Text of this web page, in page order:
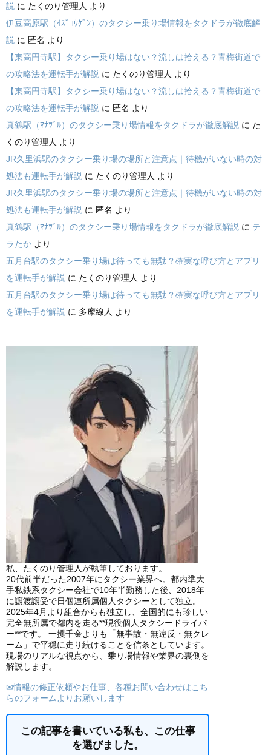
説 に たくのり管理人 より
伊豆高原駅（ｲｽﾞｺｳｹﾞﾝ）のタクシー乗り場情報をタクドラが徹底解
説 に 匿名 より
【東高円寺駅】タクシー乗り場はない？流しは拾える？青梅街道で
の攻略法を運転手が解説 に たくのり管理人 より
【東高円寺駅】タクシー乗り場はない？流しは拾える？青梅街道で
の攻略法を運転手が解説 に 匿名 より
真鶴駅（ﾏﾅﾂﾞﾙ）のタクシー乗り場情報をタクドラが徹底解説 に た
くのり管理人 より
JR久里浜駅のタクシー乗り場の場所と注意点｜待機がいない時の対
処法も運転手が解説 に たくのり管理人 より
JR久里浜駅のタクシー乗り場の場所と注意点｜待機がいない時の対
処法も運転手が解説 に 匿名 より
真鶴駅（ﾏﾅﾂﾞﾙ）のタクシー乗り場情報をタクドラが徹底解説 に テ
ラたか より
五月台駅のタクシー乗り場は待っても無駄？確実な呼び方とアプリ
を運転手が解説 に たくのり管理人 より
五月台駅のタクシー乗り場は待っても無駄？確実な呼び方とアプリ
を運転手が解説 に 多摩線人 より
私、たくのり管理人が執筆しております。
20代前半だった2007年にタクシー業界へ。都内準大
手私鉄系タクシー会社で10年半勤務した後、2018年
に譲渡譲受で日個連所属個人タクシーとして独立。
2025年4月より組合からも独立し、全国的にも珍しい
完全無所属で都内を走る**現役個人タクシードライバ
ー**です。 一攫千金よりも「無事故・無違反・無クレ
ーム」で平穏に走り続けることを信条としています。
現場のリアルな視点から、乗り場情報や業界の裏側を
解説します。
✉情報の修正依頼やお仕事、各種お問い合わせはこち
らのフォームよりお願いします
この記事を書いている私も、この仕事
を選びました。